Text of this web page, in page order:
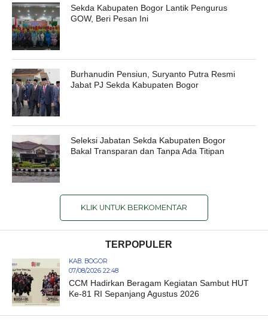
Sekda Kabupaten Bogor Lantik Pengurus
GOW, Beri Pesan Ini
Burhanudin Pensiun, Suryanto Putra Resmi
Jabat PJ Sekda Kabupaten Bogor
Seleksi Jabatan Sekda Kabupaten Bogor
Bakal Transparan dan Tanpa Ada Titipan
KLIK UNTUK BERKOMENTAR
TERPOPULER
KAB. BOGOR
07/08/2026 22:48
CCM Hadirkan Beragam Kegiatan Sambut HUT
Ke-81 RI Sepanjang Agustus 2026